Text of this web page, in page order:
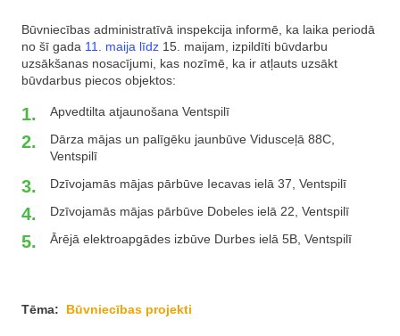
Būvniecības administratīvā inspekcija informē, ka laika periodā
no šī gada 11. maija līdz 15. maijam, izpildīti būvdarbu
uzsākšanas nosacījumi, kas nozīmē, ka ir atļauts uzsākt
būvdarbus piecos objektos:
Apvedtilta atjaunošana Ventspilī
Dārza mājas un palīgēku jaunbūve Vidusceļā 88C,
Ventspilī
Dzīvojamās mājas pārbūve Iecavas ielā 37, Ventspilī
Dzīvojamās mājas pārbūve Dobeles ielā 22, Ventspilī
Ārējā elektroapgādes izbūve Durbes ielā 5B, Ventspilī
Tēma: Būvniecības projekti